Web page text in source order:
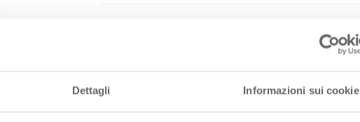
Dettagli Informazioni sui cookie
Scaglioni per quantità Prezzo